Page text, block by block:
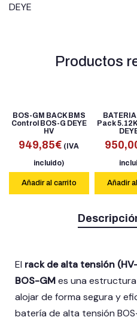
DEYE
Productos
BOS-GM BACK BMS
Control BOS-G DEYE
HV
949,85€ (IVA
incluido)
Añadir al carrito
Pack
Añadir
El rack de alta tensión
BOS-GMes una
alojar de forma segura y
batería de alta tensión